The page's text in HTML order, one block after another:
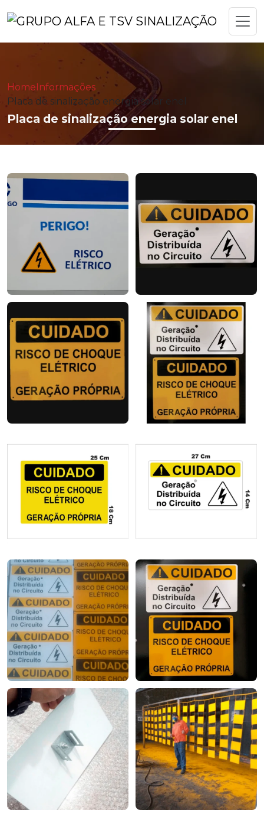
HomeInformações
Placa de sinalização energia solar enel
Placa de sinalização energia solar enel